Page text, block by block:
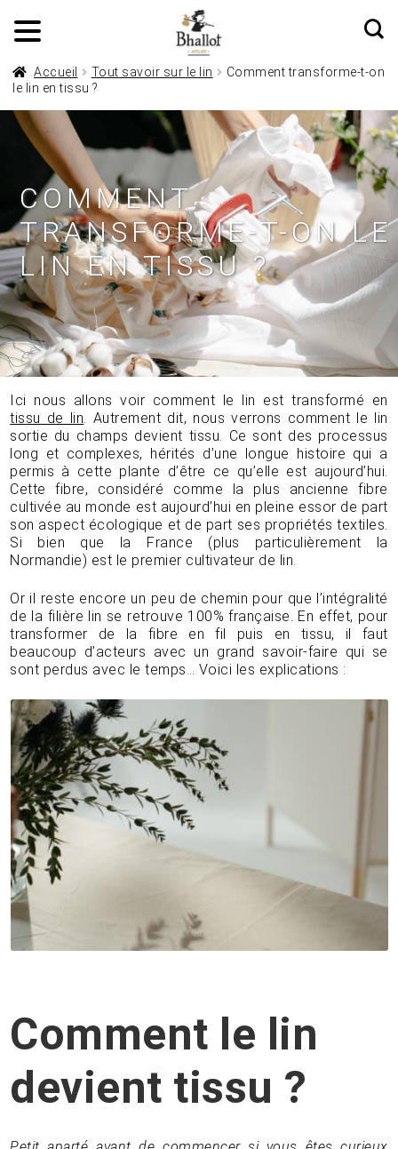
Accueil Tout savoir sur le lin
Comment transforme-t-on
le lin en tissu ?
COMMENT
TRANSFORME-T-ON LE
LIN EN TISSU ?
Ici nous allons voir comment le lin est transformé en
tissu de lin. Autrement dit, nous verrons comment le lin
sortie du champs devient tissu. Ce sont des processus
long et complexes, hérités d’une longue histoire qui a
permis à cette plante d’être ce qu’elle est aujourd’hui.
Cette fibre, considéré comme la plus ancienne fibre
cultivée au monde est aujourd’hui en pleine essor de part
son aspect écologique et de part ses propriétés textiles.
Si bien que la France (plus particulièrement la
Normandie) est le premier cultivateur de lin.
Or il reste encore un peu de chemin pour que l’intégralité
de la filière lin se retrouve 100% française. En effet, pour
transformer de la fibre en fil puis en tissu, il faut
beaucoup d’acteurs avec un grand savoir-faire qui se
sont perdus avec le temps… Voici les explications :
Comment le lin
devient tissu ?